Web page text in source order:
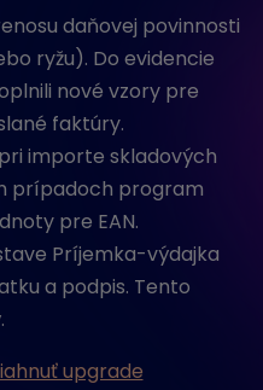
daňovej povinnosti
ryžu). Do evidencie
nové vzory pre
faktúry.
importe skladových
prípadoch program
pre EAN.
Príjemka-výdajka
a podpis. Tento
upgrade